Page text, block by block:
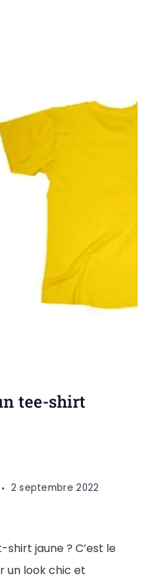
tee-shirt
2 septembre 2022
shirt jaune ? C’est le
un look chic et